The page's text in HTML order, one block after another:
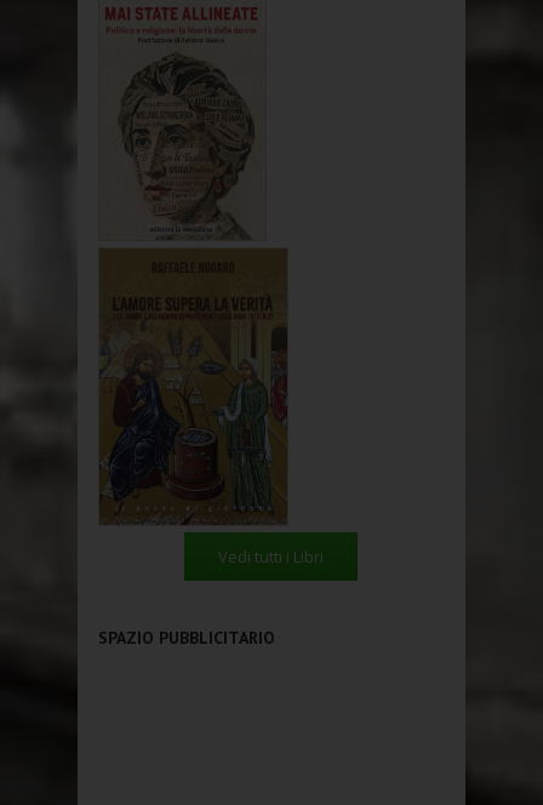
Vedi tutti i Libri
SPAZIO PUBBLICITARIO